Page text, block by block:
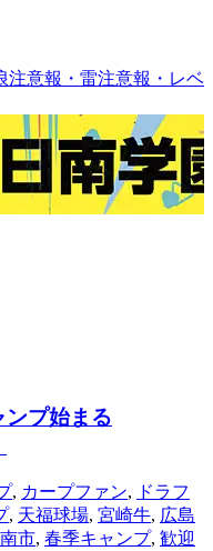
注意報・雷注意報・レベ
ンプ始まる
, カープファン, ドラフ
, 天福球場, 宮崎牛, 広島
市, 春季キャンプ, 歓迎